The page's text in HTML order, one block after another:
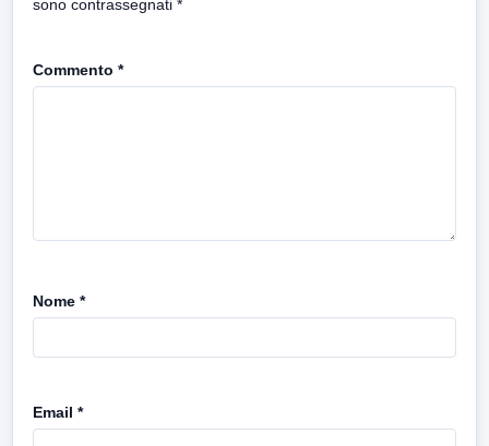
sono contrassegnati *
Commento *
Nome *
Email *